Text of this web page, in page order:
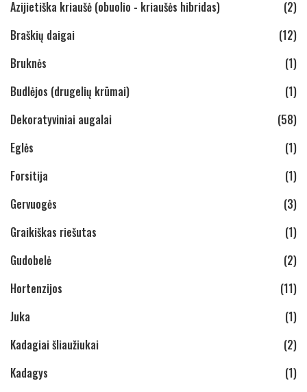
Azijietiška kriaušė (obuolio - kriaušės hibridas)
(2)
Braškių daigai
(12)
Bruknės
(1)
Budlėjos (drugelių krūmai)
(1)
Dekoratyviniai augalai
(58)
Eglės
(1)
Forsitija
(1)
Gervuogės
(3)
Graikiškas riešutas
(1)
Gudobelė
(2)
Hortenzijos
(11)
Juka
(1)
Kadagiai šliaužiukai
(2)
Kadagys
(1)